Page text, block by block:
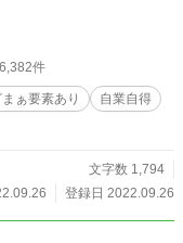
件
まぁ要素あり
自業自得
文字数 1,794
登録日 2022.09.26